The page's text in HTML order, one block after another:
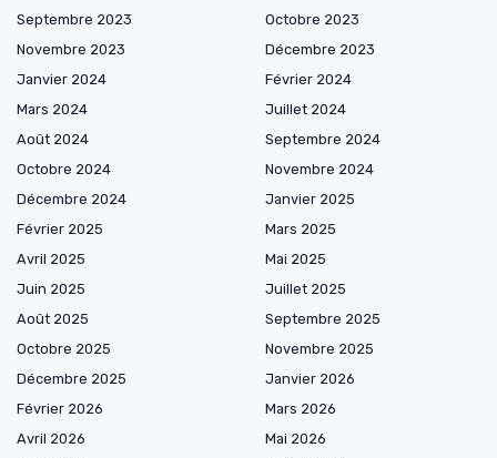
Septembre 2023
Octobre 2023
Novembre 2023
Décembre 2023
Janvier 2024
Février 2024
Mars 2024
Juillet 2024
Août 2024
Septembre 2024
Octobre 2024
Novembre 2024
Décembre 2024
Janvier 2025
Février 2025
Mars 2025
Avril 2025
Mai 2025
Juin 2025
Juillet 2025
Août 2025
Septembre 2025
Octobre 2025
Novembre 2025
Décembre 2025
Janvier 2026
Février 2026
Mars 2026
Avril 2026
Mai 2026